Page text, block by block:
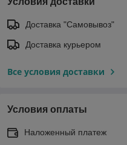
Доставка "Самовывоз"
Доставка курьером
Все условия доставки
Условия оплаты
Наложенный платеж